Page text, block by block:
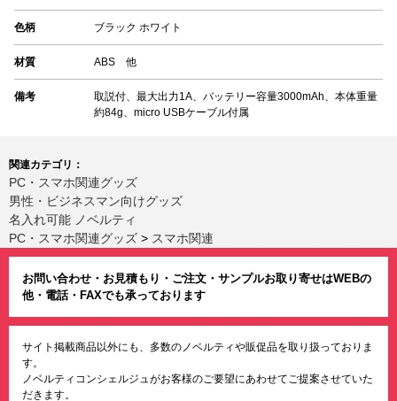
色柄 ブラック ホワイト
材質 ABS 他
備考
取説付、最大出力1A、バッテリー容量3000mAh、本体重量
約84g、micro USBケーブル付属
関連カテゴリ：
PC・スマホ関連グッズ
男性・ビジネスマン向けグッズ
名入れ可能 ノベルティ
PC・スマホ関連グッズ > スマホ関連
お問い合わせ・お見積もり・ご注文・サンプルお取り寄せはWEBの
他・電話・FAXでも承っております
サイト掲載商品以外にも、多数のノベルティや販促品を取り扱っておりま
す。
ノベルティコンシェルジュがお客様のご要望にあわせてご提案させていた
だきます。